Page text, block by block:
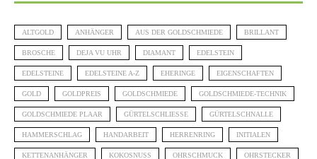
ALTGOLD ANHÄNGER AUS DER GOLDSCHMIEDE BRILLANT
BROSCHE DEJA VU UHR DIAMANT EDELSTEIN
EDELSTEINE EDELSTEINE A-Z EHERINGE EIGENSCHAFTEN
GOLD GOLDPREIS GOLDSCHMIEDE GOLDSCHMIEDE-TECHNIK
GOLDSCHMIEDE PLAAR GÜRTELSCHLIESSE GÜRTELSCHNALLE
HAMMERSCHLAG HANDARBEIT HERRENRING INITIALEN
KETTENANHÄNGER KOKOSNUSS OHRSCHMUCK OHRSTECKER